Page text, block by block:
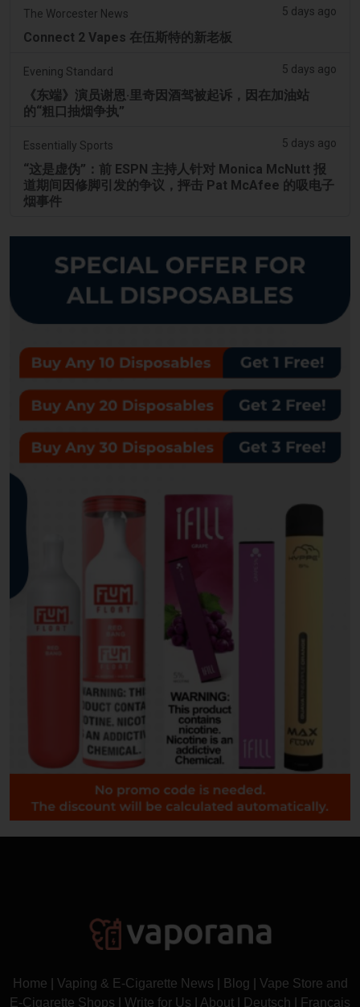
The Worcester News 5 days ago
Connect 2 Vapes 在伍斯特的新老板
Evening Standard 5 days ago
《东端》演员谢恩·里奇因酒驾被起诉，因在加油站
的“粗口抽烟争执”
Essentially Sports 5 days ago
“这是虚伪”：前 ESPN 主持人针对 Monica McNutt 报
道期间因修脚引发的争议，抨击 Pat McAfee 的吸电子
烟事件
Home Vaping & E-Cigarette News Blog
Vape Store and
E-Cigarette Shops
Write for Us About Deutsch Français